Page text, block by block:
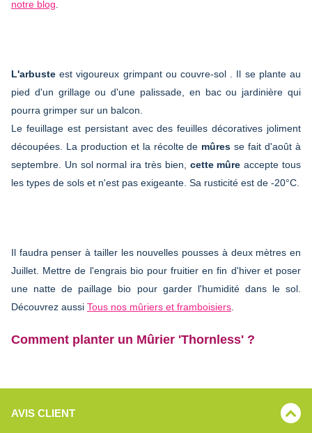
notre blog
L'arbuste est vigoureux grimpant ou couvre-sol . Il se plante au
pied d'un grillage ou d'une palissade, en bac ou jardinière qui
pourra grimper sur un balcon.
Le feuillage est persistant avec des feuilles décoratives joliment
découpées. La production et la récolte de mûres se fait d'août à
septembre. Un sol normal ira très bien, cette mûre accepte tous
les types de sols et n'est pas exigeante. Sa rusticité est de -20°C.
Il faudra penser à tailler les nouvelles pousses à deux mètres en
Juillet. Mettre de l'engrais bio pour fruitier en fin d'hiver et poser
une natte de paillage bio pour garder l'humidité dans le sol.
Découvrez aussi Tous nos mûriers et framboisiers
Comment planter un Mûrier 'Thornless' ?
AVIS CLIENT